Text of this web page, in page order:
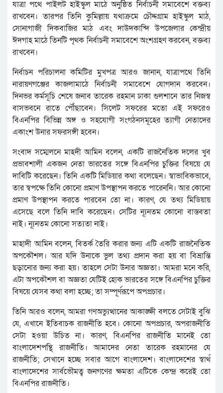
যাত্রা পথে পাইলট হাইস্কুল মাঠে অনুষ্ঠিত নির্বাচনী সমাবেশে বক্তব্য
রাখবেন। তারপর তিনি কুমিল্লায় যথাক্রমে চৌদ্দগ্রাম হাইস্কুল মাঠ,
সোনাগাজী দিকবাজির মাঠ এবং দাউদকান্দি উপজেলার কেন্দ্রীয়
ঈদগাহ মাঠে তিনটি পৃথক নির্বাচনী সমাবেশে অংশগ্রহণ করবেন, বক্তব্য
রাখবেন।
নির্বাচন পরিচালনা কমিটির মুখপত্র আরও জানান, যাত্রাপথে তিনি
নারায়ণগঞ্জের কাজলামাঠে নির্বাচনী সমাবেশে যোগদান করবেন।
দিনভর কর্মসূচি শেষে জনাব তারেক রহমান ঢাকা গুলশানে তার নিজস্ব
বাসভবনে রাতে পৌঁছাবেন। সিলেট সফরের মতো এই সফরেও
বিএনপির বিভিন্ন অঙ্গ ও সহযোগী সংগঠনসমূহের ত্যাগী নেতাদের
একাংশ উনার সফরসঙ্গী হবেন।
সংবাদ সম্মেলনে মাহদী আমিন বলেন, একটি রাজনৈতিক দলের খুব
প্রভাবশালী একজন নেতা ভারতের সঙ্গে বিএনপির চুক্তির বিষয়ে যে
দাবিটি করেছেন। তিনি একটি মিডিয়ার কথা বলেছেন। স্বাভাবিকভাবে,
তার স্বপক্ষে তিনি কোনো প্রমাণ উপস্থাপন করতে পারেননি। আর কোনো
প্রমাণ উপস্থাপন করতে পারবেন তো না। কারণ, যে তথ্য মিডিয়ায়
এসেছে বলে তিনি দাবি করেছেন। সেটির ন্যূনতম কোনো বাস্তবতা
নাই। ন্যূনতম কোনো সত্যতা নাই।
মাহাদী আমিন বলেন, বিতর্ক তৈরি করার জন্য এটি একটি রাজনৈতিক
অপকৌশল। আর যদি উনাকে ভুল তথ্য প্রদান করা হয় বা বিভ্রান্তি
ছড়ানোর জন্য করা হয়। তাহলে সেটা উনার অজ্ঞতা। আমরা মনে করি,
এটা অপকৌশল বা অজ্ঞতা যেটিই হোক ভারতের সঙ্গে বিএনপির চুক্তির
বিষয়ে যেসব কথা বলা হচ্ছে; তা সম্পূর্ণরূপে অপপ্রচার।
তিনি আরও বলেন, আমরা গণঅভ্যুত্থানের আকাঙ্ক্ষী বলতে সেটাই বুঝি
যে, এখানে ইতিবাচক রাজনীতি হবে। কোনো অপপ্রচার, অপরাজনীতি
সেটা হওয়া উচিত না। কারণ, বিএনপির রাজনীতি মানেই তো
বাংলাদেশপন্থি রাজনীতি। আমাদের নেতা তারেক রহমানের যে
রাজনীতি; সেখানে হচ্ছে সবার আগে বাংলাদেশ। বাংলাদেশের স্বার্থ
বাংলাদেশের সার্বভৌমত্ব জনগণের ক্ষমতা এটিকে কেন্দ্র করেই তো
বিএনপির রাজনীতি।